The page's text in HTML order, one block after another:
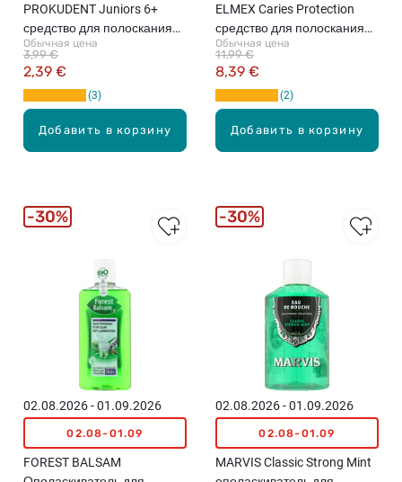
Добавить в корзину
PROKUDENT Juniors 6+
средство для полоскания
рта, 500мл
Обычная цена
2,39 €
3,99 €
3
Добавить в корзину
ELMEX Caries Protection
средство для полоскания
рта, 400мл
Обычная цена
8,39 €
11,99 €
2
02.08.2026 - 01.09.2026
02.08-01.09
FOREST BALSAM
30%
02.08.2026 - 01.09.2026
02.08-01.09
MARVIS Classic Strong Mint
30%